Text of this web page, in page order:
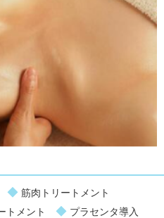
◆ 筋肉トリートメント
トメント ◆ プラセンタ導入